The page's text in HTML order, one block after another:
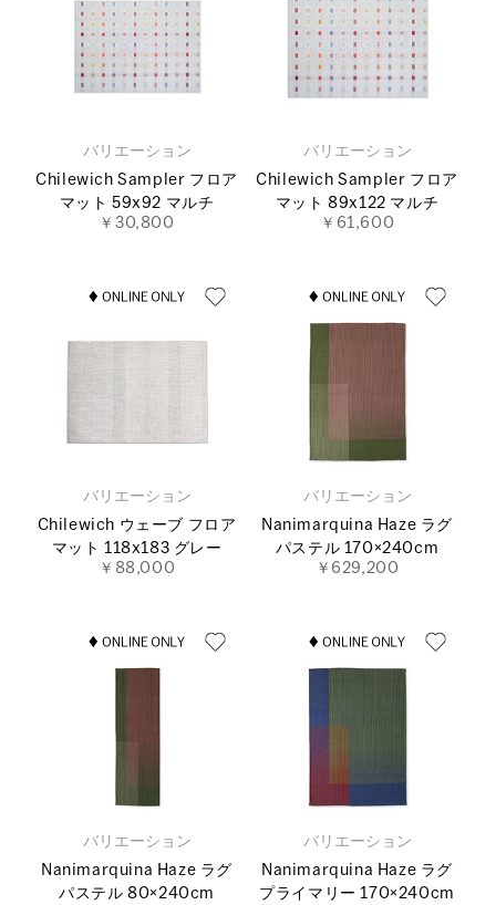
バリエーション
Chilewich Sampler フロア
マット 59x92 マルチ
￥30,800
バリエーション
Chilewich Sampler フロア
マット 89x122 マルチ
￥61,600
バリエーション
Chilewich ウェーブ フロア
マット 118x183 グレー
￥88,000
バリエーション
Nanimarquina Haze ラグ
パステル 170×240cm
￥629,200
バリエーション
Nanimarquina Haze ラグ
パステル 80×240cm
バリエーション
Nanimarquina Haze ラグ
プライマリー 170×240cm